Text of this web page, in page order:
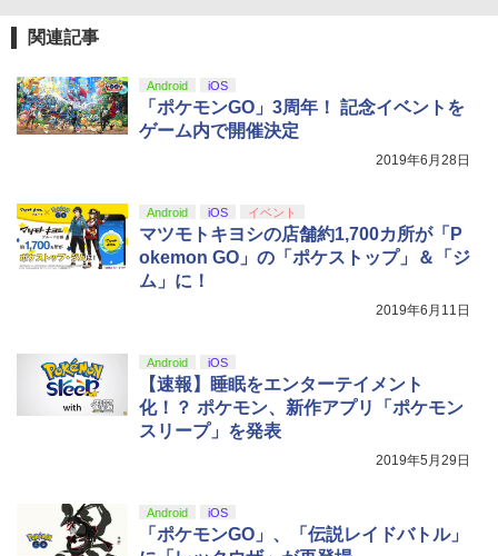
4 グランツーリスモ7 PS5版
￥3,779
5
【特典】真・三國無双2 with 猛将伝 Re
mastered PS5版(【早期購入封入特
典】「赤兎鐙『真・三國無双2』レトロ
スタイル」DLC)
常版)【4K ULTRA HD】 [ 超平和バスタ
ーズ ]
5
ニンテンドープリペイド番号 5000円|オ
ンラインコード版
5
【純正品】DualSense ワイヤレスコン
トローラー(CFI-ZCT2J)
5
【国内正規品】Thrustmaster スラスト
マスター TH8S シフター - PC、PS4、P
S5、PS5 Pro、Xbox One、Xbox Serie
s X|S 対応の高精度 H パターン シフター
￥8,698
5
【Amazon.co.jp限定】劇場版モノノ怪
第三章 蛇神 (オリジナル特典:オリジナル
巾着＋メーカー特典:【坤と離】二振りの
剣、十翼より来たる！スタジオ描き下ろ
しイラストボード付) [DVD]
関連記事
Android iOS
「ポケモンGO」3周年！ 記念イベントを
ゲーム内で開催決定
2019年6月28日
Android iOS イベント
マツモトキヨシの店舗約1,700カ所が「P
okemon GO」の「ポケストップ」＆「ジ
ム」に！
2019年6月11日
Android iOS
【速報】睡眠をエンターテイメント
化！？ ポケモン、新作アプリ「ポケモン
スリープ」を発表
2019年5月29日
Android iOS
「ポケモンGO」、「伝説レイドバトル」